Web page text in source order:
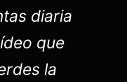
diaria
que
la